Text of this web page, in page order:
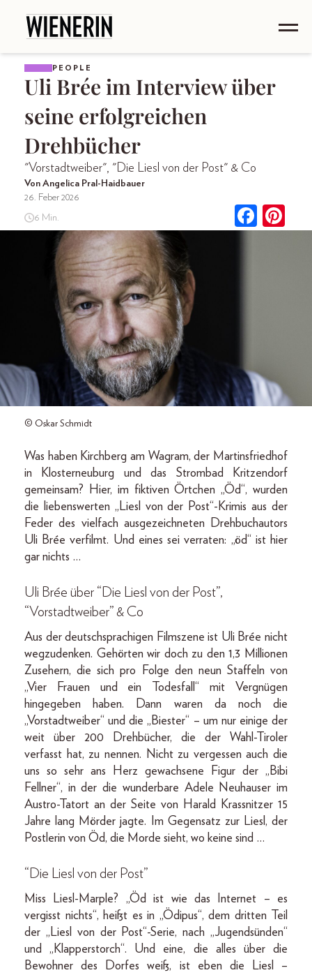
PEOPLE
Uli Brée im Interview über
seine erfolgreichen
Drehbücher
"Vorstadtweiber", "Die Liesl von der Post" & Co
Von Angelica Pral-Haidbauer
26. Feber 2026
6 Min.
© Oskar Schmidt
Was haben Kirchberg am Wagram, der Martinsfriedhof
in Klosterneuburg und das Strombad Kritzendorf
gemeinsam? Hier, im fiktiven Örtchen „Öd“, wurden
die liebenswerten „Liesl von der Post“-Krimis aus der
Feder des vielfach ausgezeichneten Drehbuchautors
Uli Brée verfilmt. Und eines sei verraten: „öd“ ist hier
gar nichts …
Uli Brée über “Die Liesl von der Post”,
“Vorstadtweiber” & Co
Aus der deutschsprachigen Filmszene ist Uli Brée nicht
wegzudenken. Gehörten wir doch zu den 1,3 Millionen
Zusehern, die sich pro Folge den neun Staffeln von
„Vier Frauen und ein Todesfall“ mit Vergnügen
hingegeben haben. Dann waren da noch die
„Vorstadtweiber“ und die „Biester“ – um nur einige der
weit über 200 Drehbücher, die der Wahl-Tiroler
verfasst hat, zu nennen. Nicht zu vergessen auch die
uns so sehr ans Herz gewachsene Figur der „Bibi
Fellner“, in der die wunderbare Adele Neuhauser im
Austro-Tatort an der Seite von Harald Krassnitzer 15
Jahre lang Mörder jagte. Im Gegensatz zur Liesl, der
Postlerin von Öd, die Morde sieht, wo keine sind …
“Die Liesl von der Post”
Miss Liesl-Marple? „Öd ist wie das Internet – es
vergisst nichts“, heißt es in „Ödipus“, dem dritten Teil
der „Liesl von der Post“-Serie, nach „Jugendsünden“
und „Klapperstorch“. Und eine, die alles über die
Bewohner des Dorfes weiß, ist eben die Liesl –